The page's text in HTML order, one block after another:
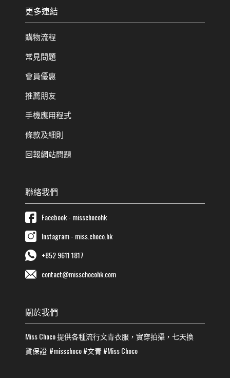
更多連結
購物流程
常見問題
會員優惠
推薦朋友
手機應用程式
條款及細則
回報網站問題
聯絡我們
Facebook - misschocohk
Instagram - miss.choco.hk
+852 9611 1817
contact@misschocohk.com
關於我們
Miss Choco提供各種流行文青衣服，實穿拍攝，七天換
貨保證 #misschoco#文青#Miss Choco